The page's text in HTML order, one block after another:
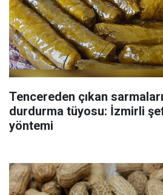
Tencereden çıkan
durdurma tüyosu: İzmirli
yöntemi